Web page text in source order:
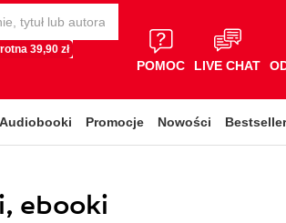
39,90 zł
POMOC LIVE CHAT
Audiobooki Promocje Nowości
ebooki